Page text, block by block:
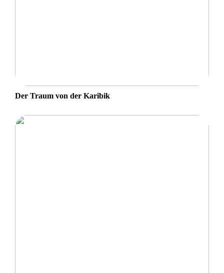
Der Traum von der Karibik